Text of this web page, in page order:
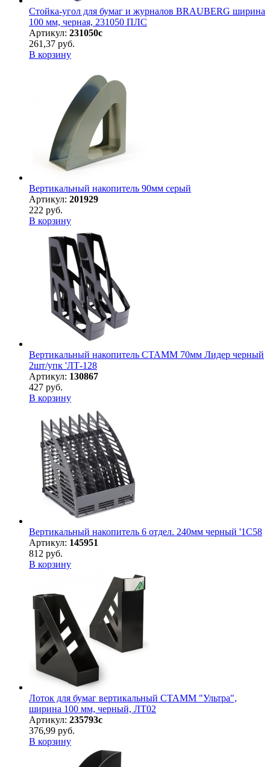
Стойка-угол для бумаг и журналов BRAUBERG ширина
100 мм, черная, 231050 ПЛС
Артикул: 231050с
261,37 руб.
В корзину
Вертикальный накопитель 90мм серый
Артикул: 201929
222 руб.
В корзину
Вертикальный накопитель СТАММ 70мм Лидер черный
2шт/упк 'ЛТ-128
Артикул: 130867
427 руб.
В корзину
Вертикальный накопитель 6 отдел. 240мм черный '1C58
Артикул: 145951
812 руб.
В корзину
Лоток для бумаг вертикальный СТАММ "Ультра",
ширина 100 мм, черный, ЛТ02
Артикул: 235793с
376,99 руб.
В корзину